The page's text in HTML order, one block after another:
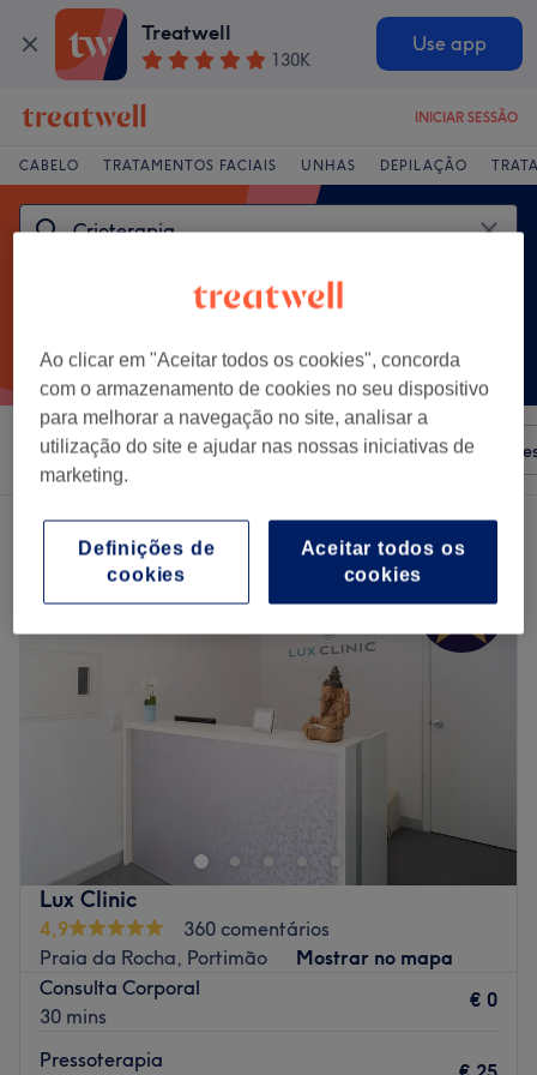
Treatwell
130K
Use app
INICIAR SESSÃO
CABELO TRATAMENTOS FACIAIS UNHAS DEPILAÇÃO
Ordenar por Qualquer preço Salões Ofertas
Um centro que oferece:crioterapia em Alvor, Distrito de Faro
Lux Clinic
4,9
360 comentários
Praia da Rocha, Portimão
Mostrar no mapa
Consulta Corporal
30 mins
€ 0
Pressoterapia
Ao clicar em "Aceitar todos os cookies", concorda
com o armazenamento de cookies no seu dispositivo
para melhorar a navegação no site, analisar a
utilização do site e ajudar nas nossas iniciativas de
marketing.
Aceitar todos os
cookies
Definições de
cookies